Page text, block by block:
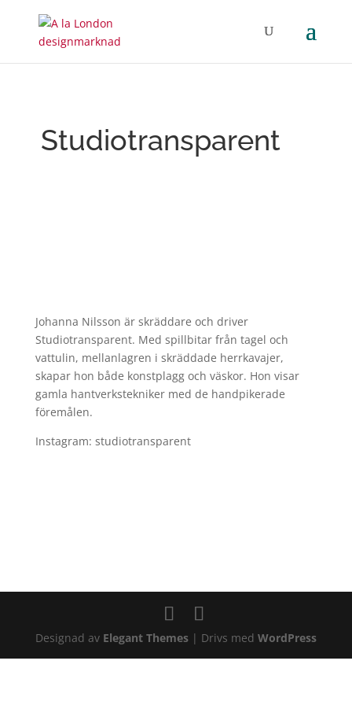
Studiotransparent
Johanna Nilsson är skräddare och driver
Studiotransparent. Med spillbitar från tagel och
vattulin, mellanlagren i skräddade herrkavajer,
skapar hon både konstplagg och väskor. Hon visar
gamla hantverkstekniker med de handpikerade
föremålen.
Instagram: studiotransparent
Designad av Elegant Themes| Drivs med WordPress